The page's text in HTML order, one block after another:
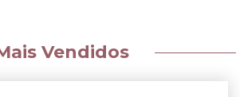
Vendidos